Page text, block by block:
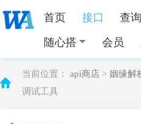
首页 接口 查询
随心搭 会员
当前位置： api商店> 姻缘解
调试工具